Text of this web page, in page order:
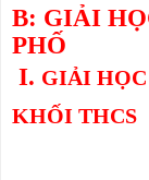
B: GIẢI
PHỐ
I. GIẢI
KHỐI THCS